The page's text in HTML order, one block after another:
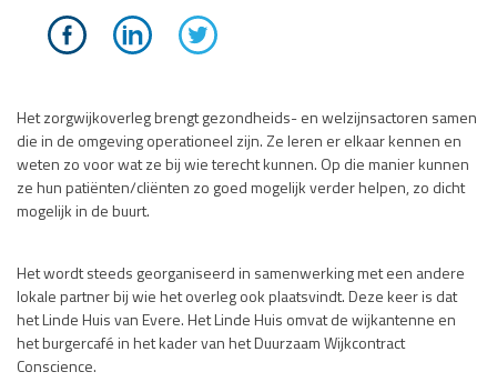
Het zorgwijkoverleg brengt gezondheids- en welzijnsactoren samen
die in de omgeving operationeel zijn. Ze leren er elkaar kennen en
weten zo voor wat ze bij wie terecht kunnen. Op die manier kunnen
ze hun patiënten/cliënten zo goed mogelijk verder helpen, zo dicht
mogelijk in de buurt.
Het wordt steeds georganiseerd in samenwerking met een andere
lokale partner bij wie het overleg ook plaatsvindt. Deze keer is dat
het Linde Huis van Evere. Het Linde Huis omvat de wijkantenne en
het burgercafé in het kader van het Duurzaam Wijkcontract
Conscience.